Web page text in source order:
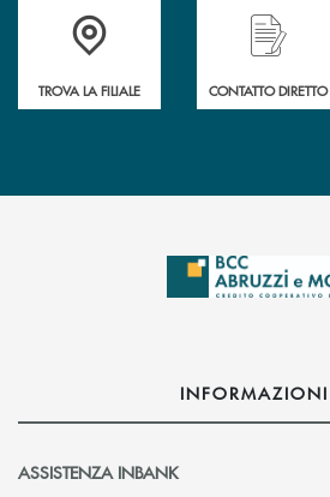
Accedi all' elenco completo delle filiali .
TROVA LA FILIALE CONTATTO DIRETTO
INFORMAZIONI
ASSISTENZA INBANK